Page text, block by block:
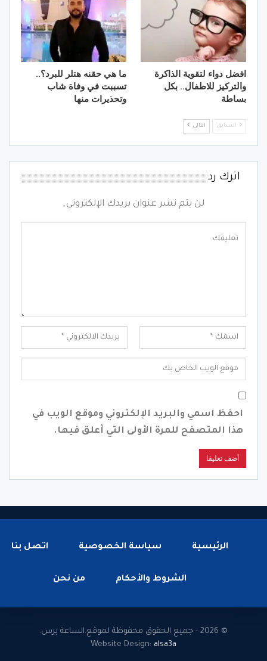
افضل دواء لتقوية الذاكرة
والتركيز للاطفال.. بكل
بساطة
ما هي حقنه هتلر للبرد؟..
تسببت في وفاة شاب
وتحذيرات منها
السابق التالي
اترك رد
لن يتم نشر عنوان بريدك الإلكتروني.
احفظ اسمي والبريد الإلكتروني وموقع الويب في
هذا المتصفح للمرة الأولى التي أعلق فيها.
الرئيسية سياسة الخصوصية اتصل بنا
الشروط والأحكام من نحن
© 2026 - جميع الحقوق محفوظة لموقع.الساعة برس.
Website Design: alsa3a